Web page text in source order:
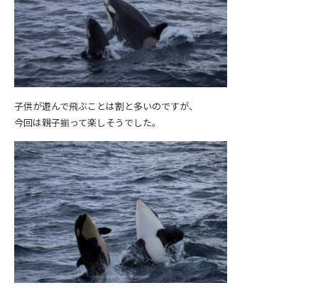
子供が遊んで飛ぶことは割と多いのですが、
今回は親子揃って楽しそうでした。